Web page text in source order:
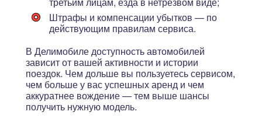
Штрафы и компенсации убытков — по
действующим правилам сервиса.
В Делимобиле доступность автомобилей
зависит от вашей активности и истории
поездок. Чем дольше вы пользуетесь сервисом,
чем больше у вас успешных аренд и чем
аккуратнее вождение — тем выше шансы
получить нужную модель.